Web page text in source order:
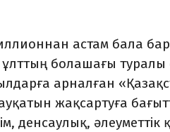
астам бала
болашағы туралы
арналған
жақсартуға
денсаулық,